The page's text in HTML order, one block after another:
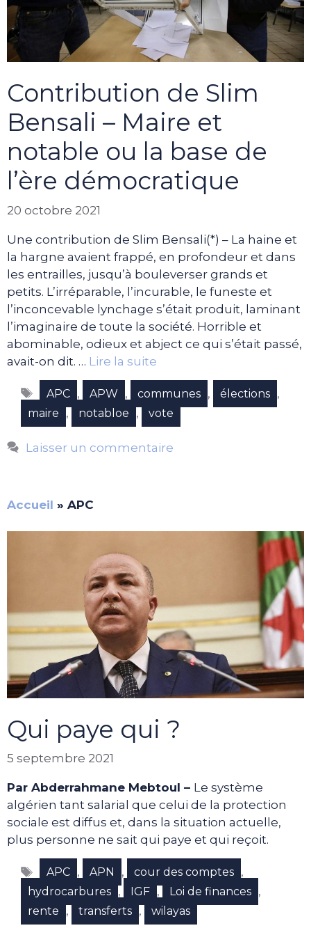
Contribution de Slim
Bensali – Maire et
notable ou la base de
l’ère démocratique
20 octobre 2021
Une contribution de Slim Bensali(*) – La haine et
la hargne avaient frappé, en profondeur et dans
les entrailles, jusqu’à bouleverser grands et
petits. L’irréparable, l’incurable, le funeste et
l’inconcevable lynchage s’était produit, laminant
l’imaginaire de toute la société. Horrible et
abominable, odieux et abject ce qui s’était passé,
avait-on dit. … Lire la suite
Étiquettes
APC , APW , communes , élections ,
maire , notabloe , vote
Laisser un commentaire
Accueil » APC
Qui paye qui ?
5 septembre 2021
Par Abderrahmane Mebtoul – Le système
algérien tant salarial que celui de la protection
sociale est diffus et, dans la situation actuelle,
plus personne ne sait qui paye et qui reçoit.
Étiquettes
APC , APN , cour des comptes ,
hydrocarbures , IGF , Loi de finances ,
rente , transferts , wilayas